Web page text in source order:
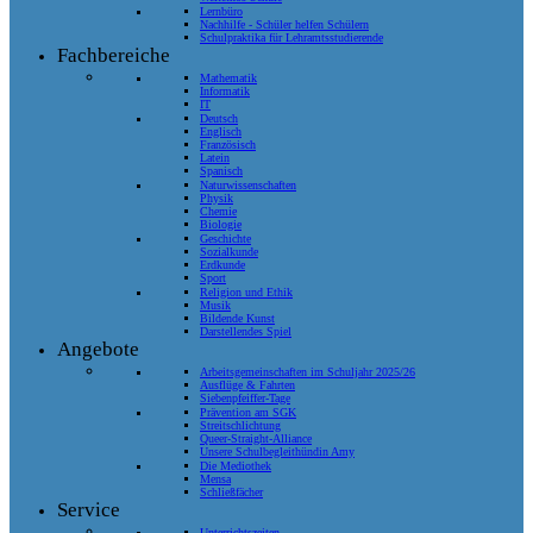
Lernbüro
Nachhilfe - Schüler helfen Schülern
Schulpraktika für Lehramtsstudierende
Fachbereiche
Mathematik
Informatik
IT
Deutsch
Englisch
Französisch
Latein
Spanisch
Naturwissenschaften
Physik
Chemie
Biologie
Geschichte
Sozialkunde
Erdkunde
Sport
Religion und Ethik
Musik
Bildende Kunst
Darstellendes Spiel
Angebote
Arbeitsgemeinschaften im Schuljahr 2025/26
Ausflüge & Fahrten
Siebenpfeiffer-Tage
Prävention am SGK
Streitschlichtung
Queer-Straight-Alliance
Unsere Schulbegleithündin Amy
Die Mediothek
Mensa
Schließfächer
Service